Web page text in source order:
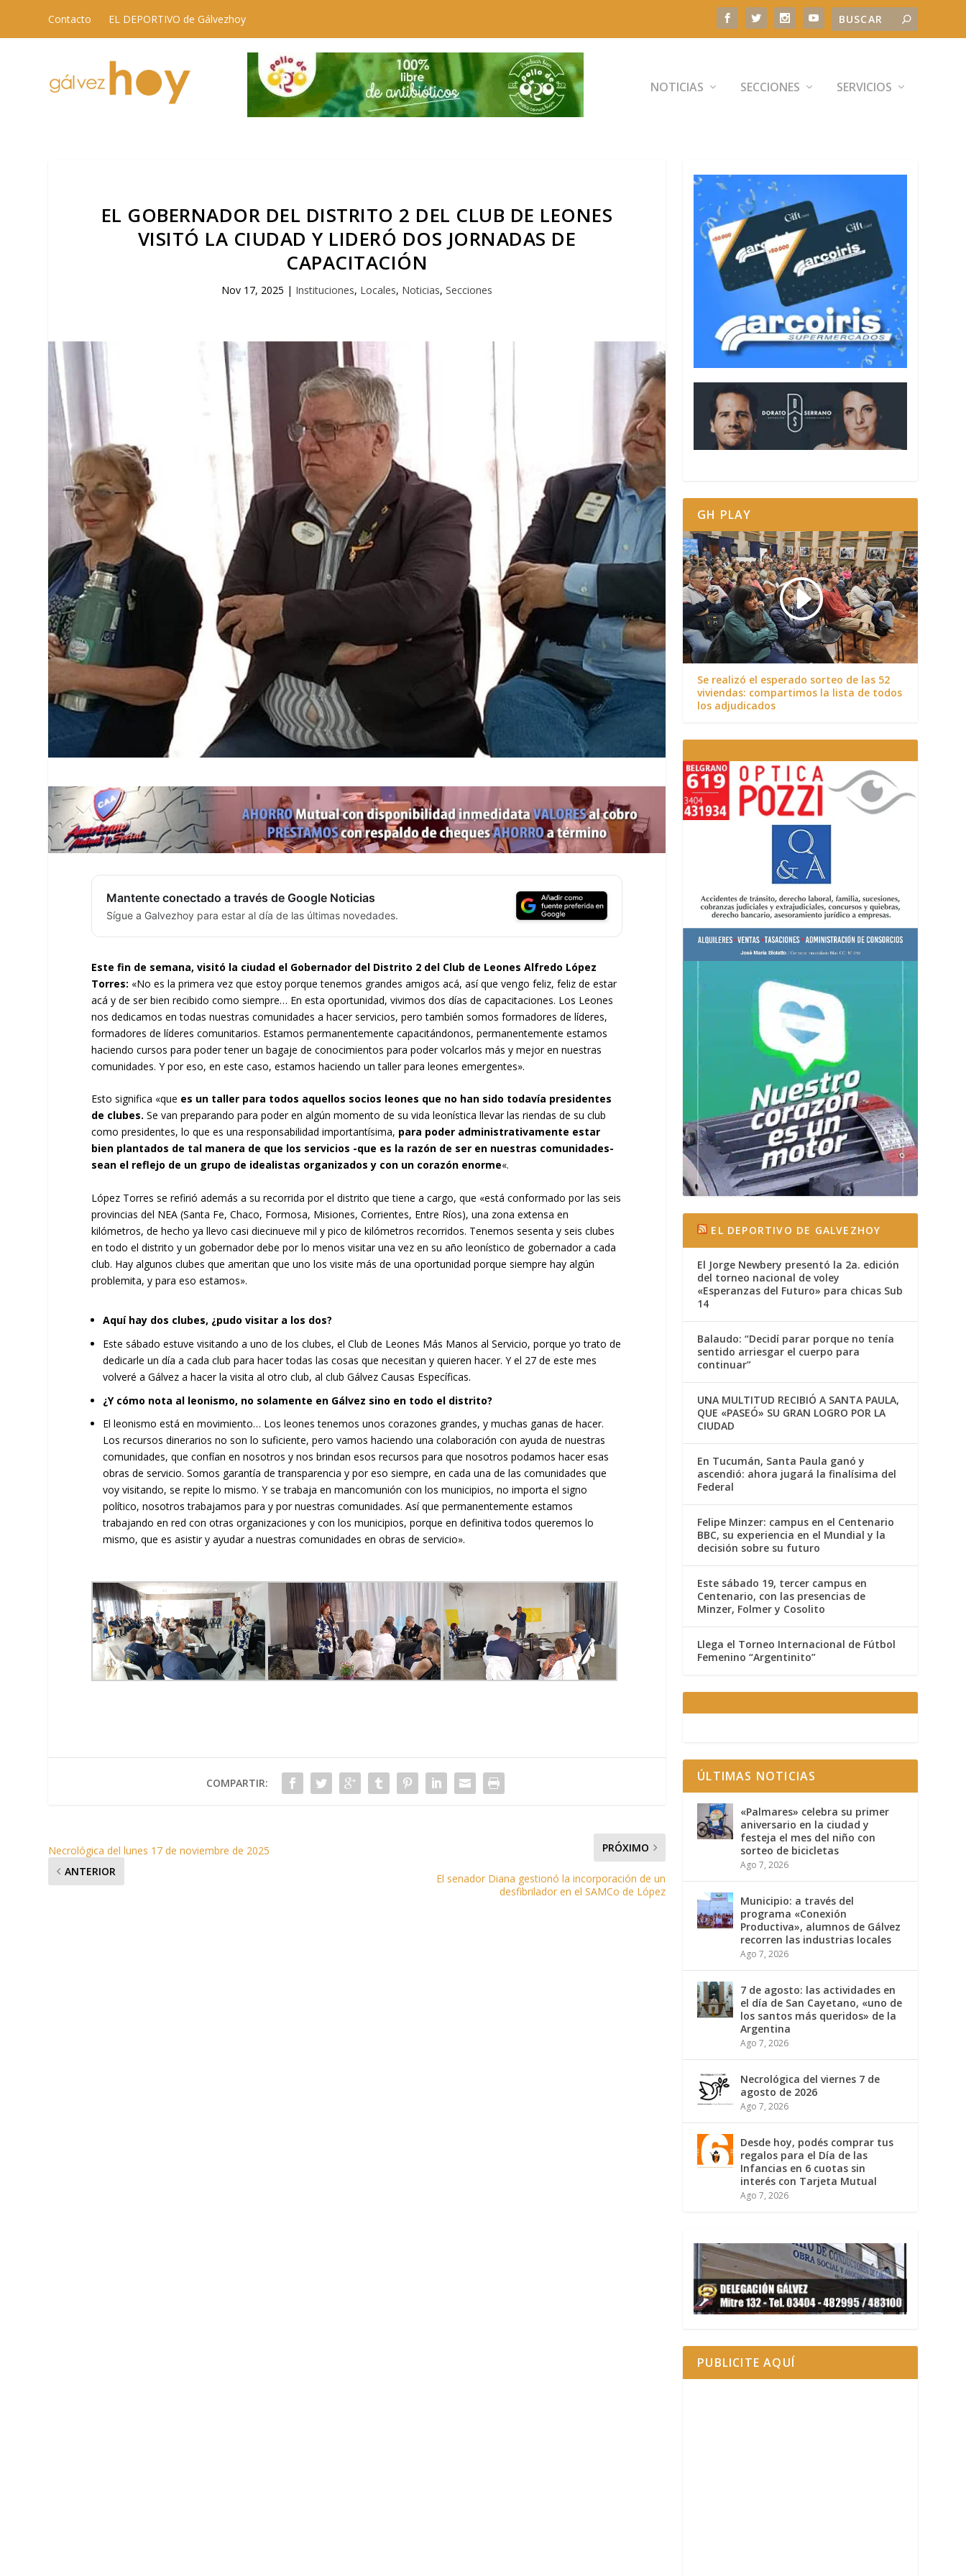
Contacto EL DEPORTIVO de Gálvezhoy
NOTICIAS SECCIONES SERVICIOS
EL GOBERNADOR DEL DISTRITO 2 DEL CLUB DE LEONES
VISITÓ LA CIUDAD Y LIDERÓ DOS JORNADAS DE
CAPACITACIÓN
Nov 17, 2025 | Instituciones, Locales, Noticias,Secciones
Mantente conectado a través de Google Noticias
Sígue a Galvezhoy para estar al día de las últimas novedades.
Este fin de semana, visitó la ciudad el Gobernador del Distrito 2 del Club de Leones Alfredo López
Torres: «No es la primera vez que estoy porque tenemos grandes amigos acá, así que vengo feliz, feliz de estar
acá y de ser bien recibido como siempre… En esta oportunidad, vivimos dos días de capacitaciones. Los Leones
nos dedicamos en todas nuestras comunidades a hacer servicios, pero también somos formadores de líderes,
formadores de líderes comunitarios. Estamos permanentemente capacitándonos, permanentemente estamos
haciendo cursos para poder tener un bagaje de conocimientos para poder volcarlos más y mejor en nuestras
comunidades. Y por eso, en este caso, estamos haciendo un taller para leones emergentes».
Esto significa «que es un taller para todos aquellos socios leones que no han sido todavía presidentes
de clubes. Se van preparando para poder en algún momento de su vida leonística llevar las riendas de su club
como presidentes, lo que es una responsabilidad importantísima, para poder administrativamente estar
bien plantados de tal manera de que los servicios -que es la razón de ser en nuestras comunidades-
sean el reflejo de un grupo de idealistas organizados y con un corazón enorme«.
López Torres se refirió además a su recorrida por el distrito que tiene a cargo, que «está conformado por las seis
provincias del NEA (Santa Fe, Chaco, Formosa, Misiones, Corrientes, Entre Ríos), una zona extensa en
kilómetros, de hecho ya llevo casi diecinueve mil y pico de kilómetros recorridos. Tenemos sesenta y seis clubes
en todo el distrito y un gobernador debe por lo menos visitar una vez en su año leonístico de gobernador a cada
club. Hay algunos clubes que ameritan que uno los visite más de una oportunidad porque siempre hay algún
problemita, y para eso estamos».
Aquí hay dos clubes, ¿pudo visitar a los dos?
Este sábado estuve visitando a uno de los clubes, el Club de Leones Más Manos al Servicio, porque yo trato de
dedicarle un día a cada club para hacer todas las cosas que necesitan y quieren hacer. Y el 27 de este mes
volveré a Gálvez a hacer la visita al otro club, al club Gálvez Causas Específicas.
¿Y cómo nota al leonismo, no solamente en Gálvez sino en todo el distrito?
El leonismo está en movimiento… Los leones tenemos unos corazones grandes, y muchas ganas de hacer.
Los recursos dinerarios no son lo suficiente, pero vamos haciendo una colaboración con ayuda de nuestras
comunidades, que confían en nosotros y nos brindan esos recursos para que nosotros podamos hacer esas
obras de servicio. Somos garantía de transparencia y por eso siempre, en cada una de las comunidades que
voy visitando, se repite lo mismo. Y se trabaja en mancomunión con los municipios, no importa el signo
político, nosotros trabajamos para y por nuestras comunidades. Así que permanentemente estamos
trabajando en red con otras organizaciones y con los municipios, porque en definitiva todos queremos lo
mismo, que es asistir y ayudar a nuestras comunidades en obras de servicio».
COMPARTIR:
Necrológica del lunes 17 de noviembre de 2025
ANTERIOR
PRÓXIMO
El senador Diana gestionó la incorporación de un
desfibrilador en el SAMCo de López
GH PLAY
Se realizó el esperado sorteo de las 52
viviendas: compartimos la lista de todos
los adjudicados
EL DEPORTIVO DE GALVEZHOY
El Jorge Newbery presentó la 2a. edición
del torneo nacional de voley
«Esperanzas del Futuro» para chicas Sub
14
Balaudo: “Decidí parar porque no tenía
sentido arriesgar el cuerpo para
continuar”
UNA MULTITUD RECIBIÓ A SANTA PAULA,
QUE «PASEÓ» SU GRAN LOGRO POR LA
CIUDAD
En Tucumán, Santa Paula ganó y
ascendió: ahora jugará la finalísima del
Federal
Felipe Minzer: campus en el Centenario
BBC, su experiencia en el Mundial y la
decisión sobre su futuro
Este sábado 19, tercer campus en
Centenario, con las presencias de
Minzer, Folmer y Cosolito
Llega el Torneo Internacional de Fútbol
Femenino “Argentinito”
ÚLTIMAS NOTICIAS
«Palmares» celebra su primer
aniversario en la ciudad y
festeja el mes del niño con
sorteo de bicicletas
Ago 7, 2026
Municipio: a través del
programa «Conexión
Productiva», alumnos de Gálvez
recorren las industrias locales
Ago 7, 2026
7 de agosto: las actividades en
el día de San Cayetano, «uno de
los santos más queridos» de la
Argentina
Ago 7, 2026
Necrológica del viernes 7 de
agosto de 2026
Ago 7, 2026
Desde hoy, podés comprar tus
regalos para el Día de las
Infancias en 6 cuotas sin
interés con Tarjeta Mutual
Ago 7, 2026
PUBLICITE AQUÍ